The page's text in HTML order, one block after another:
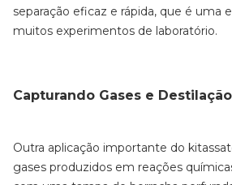
separação eficaz e rápida, que é uma
muitos experimentos de laboratório.
Capturando Gases e Destilação
Outra aplicação importante do
gases produzidos em reações